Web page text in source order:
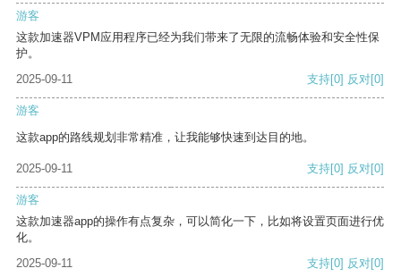
游客
这款加速器VPM应用程序已经为我们带来了无限的流畅体验和安全性保
护。
2025-09-11
支持[0] 反对[0]
游客
这款app的路线规划非常精准，让我能够快速到达目的地。
2025-09-11 支持[0] 反对[0]
游客
这款加速器app的操作有点复杂，可以简化一下，比如将设置页面进行优
化。
2025-09-11
支持[0] 反对[0]